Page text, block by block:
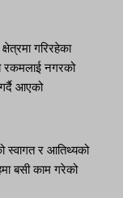
गरिरहेका
रकमलाई नगरको
आएको
स्वागत र आतिथ्यको
बसी काम गरेको